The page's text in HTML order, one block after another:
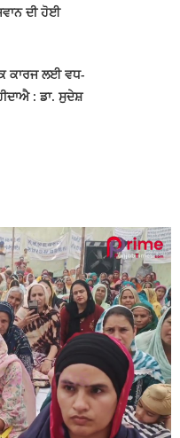
ਦੀ ਹੋਈ
ਕਾਰਜ ਲਈ ਵਧ-
: ਡਾ. ਸੁਦੇਸ਼